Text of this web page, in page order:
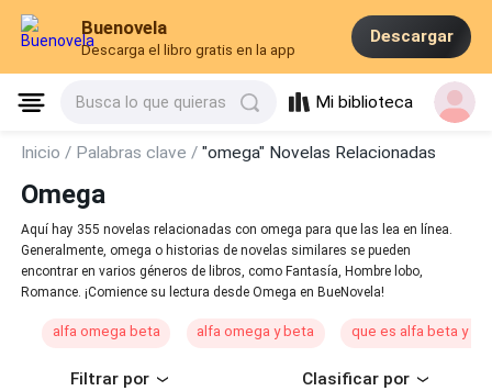
Buenovela
Descarga el libro gratis en la app
Descargar
Busca lo que quieras Mi biblioteca
Inicio / Palabras clave /"omega" Novelas Relacionadas
Omega
Aquí hay 355 novelas relacionadas con omega para que las lea en línea.
Generalmente, omega o historias de novelas similares se pueden
encontrar en varios géneros de libros, como Fantasía, Hombre lobo,
Romance. ¡Comience su lectura desde Omega en BueNovela!
alfa omega beta alfa omega y beta que es alfa beta y
Filtrar por Clasificar por